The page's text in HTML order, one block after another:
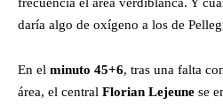
daría algo de oxígeno a los de
En el minuto 45+6, tras una falta
área, el central Florian Lejeune se